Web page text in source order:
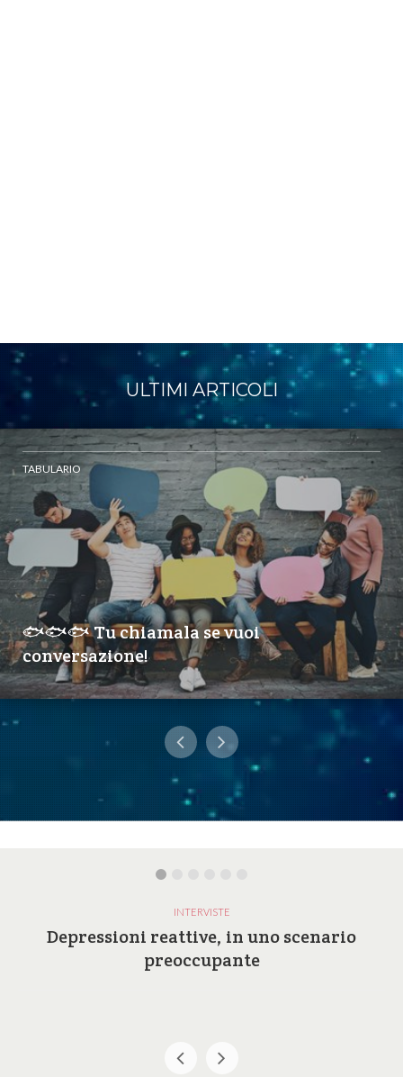
ULTIMI ARTICOLI
TABULARIO
🐟🐟🐟 Tu chiamala se vuoi
conversazione!
INTERVISTE
Depressioni reattive, in uno scenario
preoccupante